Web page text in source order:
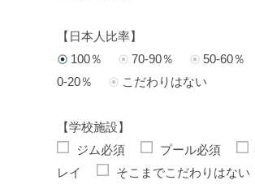
【日本人比率】
100％
70-90％ 50-60％
0-20％
こだわりはない
【学校施設】
ジム必須
プール必須
レイ
そこまでこだわりはない